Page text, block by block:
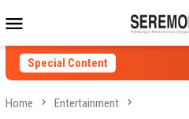
to
contentMenu
Special Content
Home Entertainment